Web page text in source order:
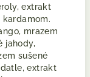
extrakt
kardamom.
mrazem
jahody,
sušené
extrakt